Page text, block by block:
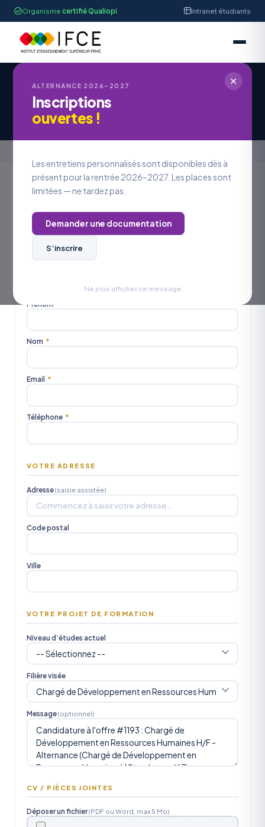
Organisme certifié Qualiopi Intranet étudiants
✕
ALTERNANCE 2026–2027
Inscriptions
ouvertes !
Les entretiens personnalisés sont disponibles dès à
présent pour la rentrée 2026–2027. Les places sont
limitées — ne tardez pas.
Demander une documentation
S’inscrire
Ne plus afficher ce message
Candidature à une offre d’emploi
Postuler àune offre
VOS COORDONNÉES
Mlle
Prénom
Nom *
Email *
Téléphone *
VOTRE ADRESSE
Adresse(saisie assistée)
Code postal
Ville
VOTRE PROJET DE FORMATION
Niveau d’études actuel
Filière visée
Message(optionnel)
CV / PIÈCES JOINTES
Déposer un fichier(PDF ou Word, max 5 Mo)